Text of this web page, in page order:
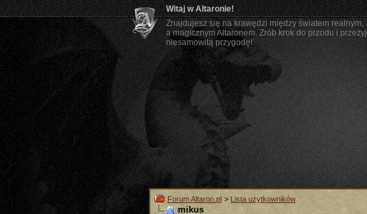
Witaj w Altaronie!
Znajdujesz się na krawędzi między światem realnym,
a magicznym Altaronem. Zrób krok do przodu i przeżyj
niesamowitą przygodę!
Forum Altaron.pl > Lista użytkowników
mikus